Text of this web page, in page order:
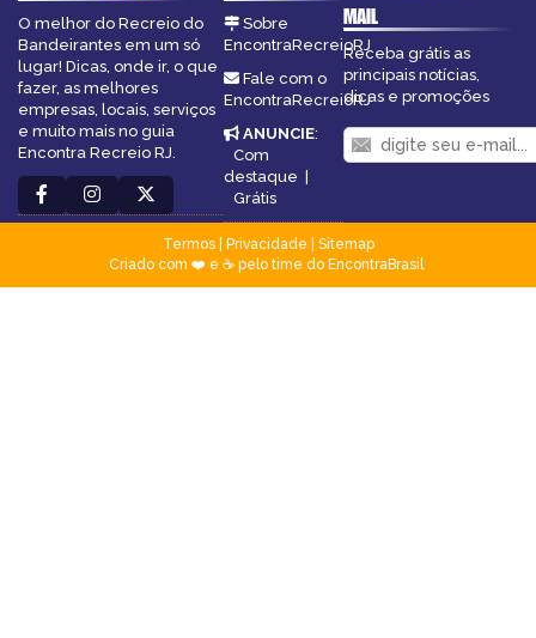
O melhor do Recreio do
Bandeirantes em um só
lugar! Dicas, onde ir, o que
fazer, as melhores
empresas, locais, serviços
e muito mais no guia
Encontra Recreio RJ.
Sobre
EncontraRecreioRJ
Fale com o
EncontraRecreioRJ
ANUNCIE:
Com
destaque |
Grátis
MAIL
Receba grátis as
principais notícias,
dicas e promoções
Termos| Privacidade
Sitemap
Criado com ❤️ e ☕ pelo time do EncontraBrasil